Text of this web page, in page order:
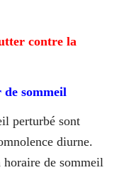
contre la
sommeil
perturbé sont
diurne.
horaire de sommeil